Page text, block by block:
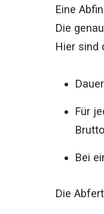
Eine
Die
Hier sind
Für
Bei
Die